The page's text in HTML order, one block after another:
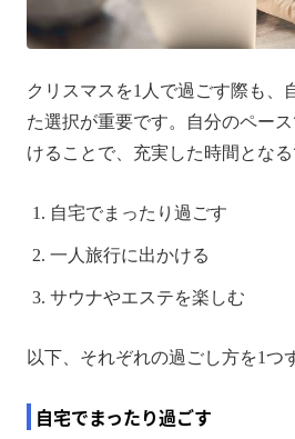
クリスマスを1人で過ごす際も、
た選択が重要です。自分のペー
けることで、充実した時間となる
自宅でまったり過ごす
一人旅行に出かける
サウナやエステを楽しむ
以下、それぞれの過ごし方を1つ
自宅でまったり過ごす